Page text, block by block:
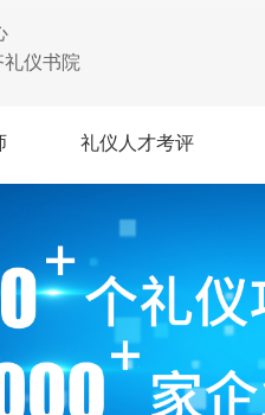
礼仪书院
礼仪人才考评